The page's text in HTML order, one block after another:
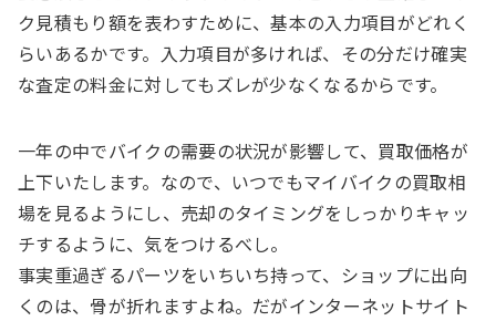
ク見積もり額を表わすために、基本の入力項目がどれく
らいあるかです。入力項目が多ければ、その分だけ確実
な査定の料金に対してもズレが少なくなるからです。
一年の中でバイクの需要の状況が影響して、買取価格が
上下いたします。なので、いつでもマイバイクの買取相
場を見るようにし、売却のタイミングをしっかりキャッ
チするように、気をつけるべし。
事実重過ぎるパーツをいちいち持って、ショップに出向
くのは、骨が折れますよね。だがインターネットサイト